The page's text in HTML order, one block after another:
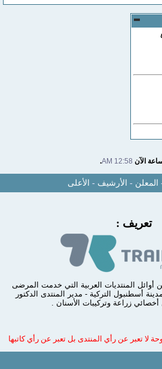
الآن12:58 AM
.
المعلن-الأرشيف -الأعلى
تعريف :
أوائل المنتديات العربية التي خدمت المرضى
مدينة أسطنبول التركية - مدير المنتدى الدكتور
زراعة وتركيبات الأسنان .
لا تعبر عن رأي المنتدى بل تعبر عن رأي كاتبها